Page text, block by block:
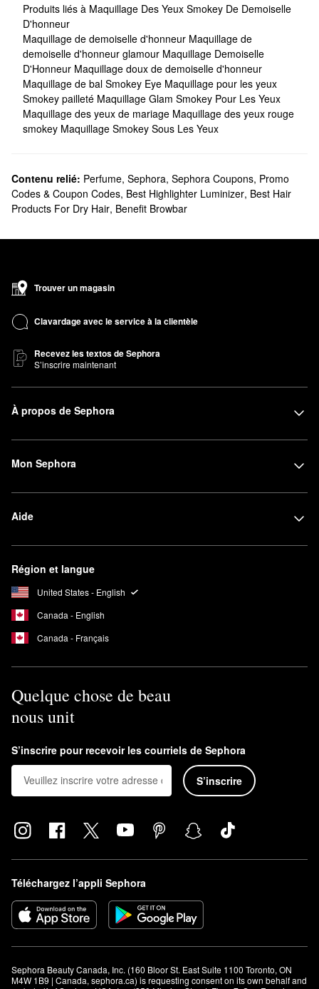
Produits liés à Maquillage Des Yeux Smokey De Demoiselle
D'honneur
Maquillage de demoiselle d'honneur Maquillage de
demoiselle d'honneur glamour Maquillage Demoiselle
D'Honneur Maquillage doux de demoiselle d'honneur
Maquillage de bal Smokey Eye Maquillage pour les yeux
Smokey pailleté Maquillage Glam Smokey Pour Les Yeux
Maquillage des yeux de mariage Maquillage des yeux rouge
smokey Maquillage Smokey Sous Les Yeux
Contenu relié: Perfume, Sephora, Sephora Coupons, Promo
Codes & Coupon Codes, Best Highlighter Luminizer, Best Hair
Products For Dry Hair, Benefit Browbar
Trouver un magasin
Clavardage avec le service à la clientèle
Recevez les textos de Sephora
S’inscrire maintenant
À propos de Sephora
Mon Sephora
Aide
Région et langue
United States - English
Canada - English
Canada - Français
Quelque chose de beau
nous unit
S’inscrire pour recevoir les courriels de Sephora
S’inscrire
Téléchargez l’appli Sephora
Sephora Beauty Canada, Inc. (160 Bloor St. East Suite 1100 Toronto, ON
M4W 1B9 | Canada, sephora.ca) is requesting consent on its own behalf and